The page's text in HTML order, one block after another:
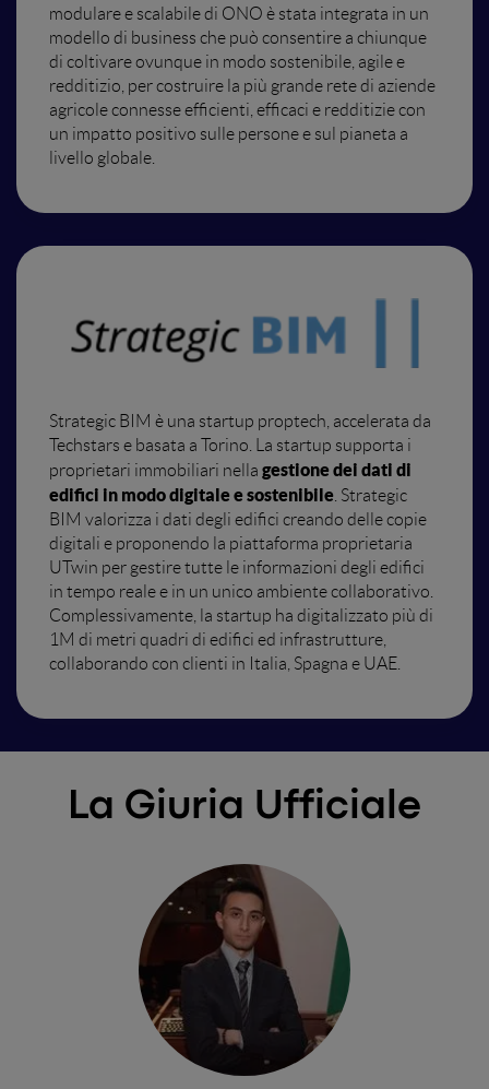
modulare e scalabile di ONO è stata integrata in un
modello di business che può consentire a chiunque
di coltivare ovunque in modo sostenibile, agile e
redditizio, per costruire la più grande rete di aziende
agricole connesse efficienti, efficaci e redditizie con
un impatto positivo sulle persone e sul pianeta a
livello globale.
Strategic BIM è una startup proptech, accelerata da
Techstars e basata a Torino. La startup supporta i
proprietari immobiliari nella gestione dei dati di
edifici in modo digitale e sostenibile . Strategic
BIM valorizza i dati degli edifici creando delle copie
digitali e proponendo la piattaforma proprietaria
UTwin per gestire tutte le informazioni degli edifici
in tempo reale e in un unico ambiente collaborativo.
Complessivamente, la startup ha digitalizzato più di
1M di metri quadri di edifici ed infrastrutture,
collaborando con clienti in Italia, Spagna e UAE.
La Giuria Ufficiale